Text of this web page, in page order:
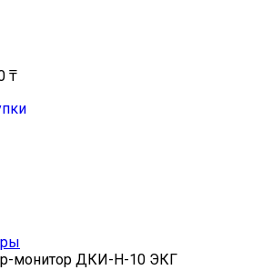
₸
монитор ДКИ-Н-10 ЭКГ